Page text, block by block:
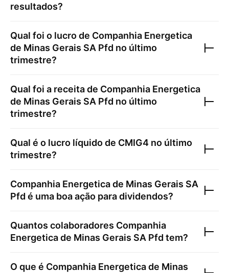
resultados?
Qual foi o lucro de Companhia Energetica
de Minas Gerais SA Pfd no último
trimestre?
Qual foi a receita de Companhia Energetica
de Minas Gerais SA Pfd no último
trimestre?
Qual é o lucro líquido de CMIG4 no último
trimestre?
Companhia Energetica de Minas Gerais SA
Pfd é uma boa ação para dividendos?
Quantos colaboradores Companhia
Energetica de Minas Gerais SA Pfd tem?
O que é Companhia Energetica de Minas